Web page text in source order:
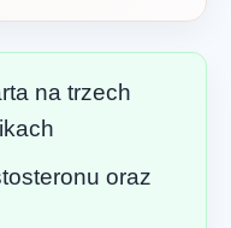
na trzech
oraz